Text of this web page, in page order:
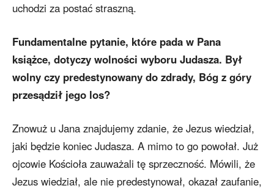
uchodzi za postać straszną.
Fundamentalne pytanie, które pada w Pana
książce, dotyczy wolności wyboru Judasza. Był
wolny czy predestynowany do zdrady, Bóg z góry
przesądził jego los?
Znowuż u Jana znajdujemy zdanie, że Jezus wiedział,
jaki będzie koniec Judasza. A mimo to go powołał. Już
ojcowie Kościoła zauważali tę sprzeczność. Mówili, że
Jezus wiedział, ale nie predestynował, okazał zaufanie,